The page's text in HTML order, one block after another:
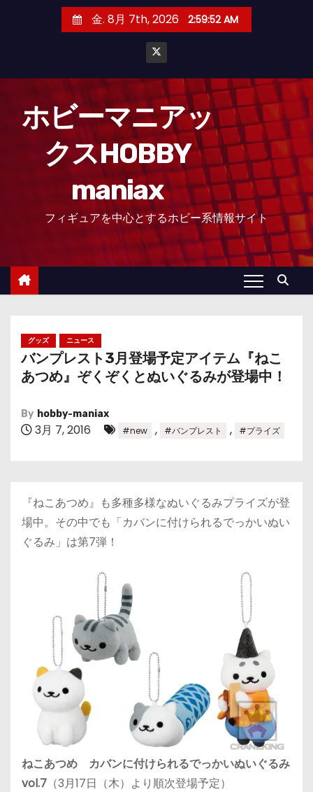
金. 8月 7th, 2026 2:59:52 AM
ホビーマニアッ
クスHOBBY
maniax
フィギュアを中心とするホビー系情報サイト
グッズ ニュース
バンプレスト3月登場予定アイテム『ねこ
あつめ』ぞくぞくとぬいぐるみが登場中！
By hobby-maniax
3月 7, 2016 #new , #バンプレスト , #プライズ
『ねこあつめ』も多種多様なぬいぐるみプライズが登
場中。その中でも「カバンに付けられるでっかいぬい
ぐるみ」は第7弾！
ねこあつめ カバンに付けられるでっかいぬいぐるみ
vol.7 （3月17日（木）より順次登場予定）